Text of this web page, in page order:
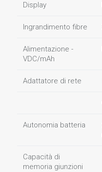
Display
Ingrandimento fibre
Alimentazione -
VDC/mAh
Adattatore di rete
Autonomia batteria
Capacità di
memoria giunzioni